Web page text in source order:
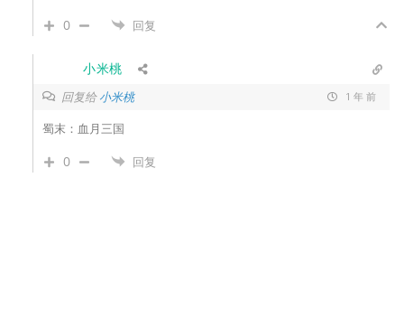
0 回复
小米桃
回复给小米桃 1 年 前
蜀末：血月三国
0 回复